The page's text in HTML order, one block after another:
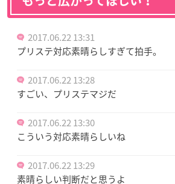
2017.06.22 13:31
プリステ対応素晴らしすぎて拍手。
2017.06.22 13:28
すごい、プリステマジだ
2017.06.22 13:30
こういう対応素晴らしいね
2017.06.22 13:29
素晴らしい判断だと思うよ